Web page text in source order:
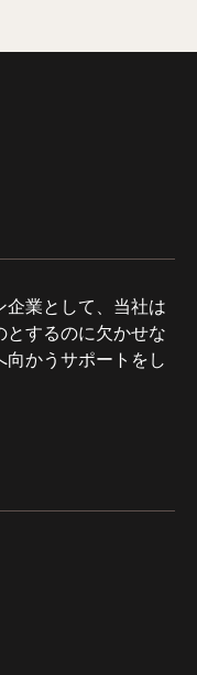
業として、当社は
するのに欠かせな
かうサポートをし